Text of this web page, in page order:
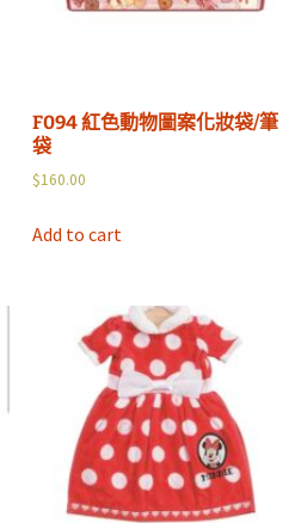
F094 紅色動物圖案化妝袋/筆
袋
$160.00
Add to cart